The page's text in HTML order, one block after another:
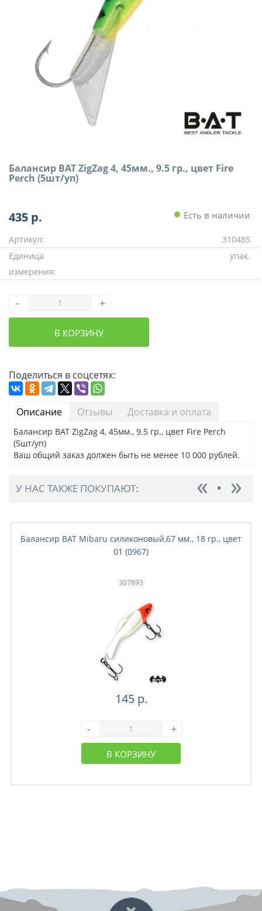
Балансир BAT ZigZag 4, 45мм., 9.5 гр., цвет Fire
Perch (5шт/уп)
435 р. Есть в наличии
Артикул:
310485
Единица
измерения:
упак.
- +
В КОРЗИНУ
Поделиться в соцсетях:
Описание Отзывы Доставка и оплата
Балансир BAT ZigZag 4, 45мм., 9.5 гр., цвет Fire Perch
(5шт/уп)
Ваш общий заказ должен быть не менее 10 000 рублей.
У НАС ТАКЖЕ ПОКУПАЮТ:
Балансир BAT Mibaru силиконовый,67 мм., 18 гр., цвет
01 (0967)
307893
145 р.
- +
В КОРЗИНУ